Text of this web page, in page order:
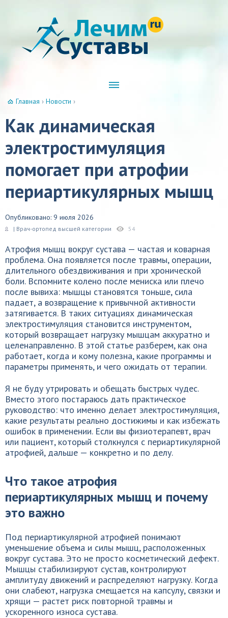
Главная › Новости ›
Как динамическая
электростимуляция
помогает при атрофии
периартикулярных мышц
Опубликовано: 9 июля 2026
| Врач-ортопед высшей категории 54
Атрофия мышц вокруг сустава — частая и коварная
проблема. Она появляется после травмы, операции,
длительного обездвиживания и при хронической
боли. Вспомните колено после мениска или плечо
после вывиха: мышцы становятся тоньше, сила
падает, а возвращение к привычной активности
затягивается. В таких ситуациях динамическая
электростимуляция становится инструментом,
который возвращает нагрузку мышцам аккуратно и
целенаправленно. В этой статье разберем, как она
работает, когда и кому полезна, какие программы и
параметры применять, и чего ожидать от терапии.
Я не буду утрировать и обещать быстрых чудес.
Вместо этого постараюсь дать практическое
руководство: что именно делает электростимуляция,
какие результаты реально достижимы и как избежать
ошибок в применении. Если вы физиотерапевт, врач
или пациент, который столкнулся с периартикулярной
атрофией, дальше — конкретно и по делу.
Что такое атрофия
периартикулярных мышц и почему
это важно
Под периартикулярной атрофией понимают
уменьшение объема и силы мышц, расположенных
вокруг сустава. Это не просто косметический дефект.
Мышцы стабилизируют сустав, контролируют
амплитуду движений и распределяют нагрузку. Когда
они слабеют, нагрузка смещается на капсулу, связки и
хрящи — растет риск повторной травмы и
ускоренного износа сустава.